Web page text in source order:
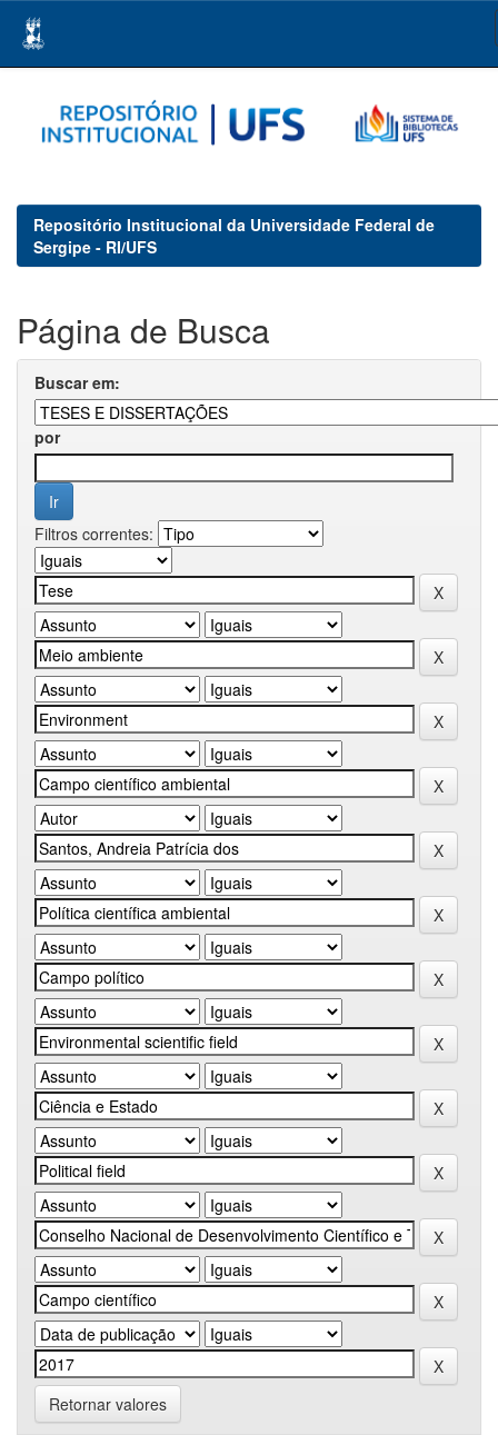
navigation
Repositório Institucional da Universidade Federal de
Sergipe - RI/UFS
Página de Busca
Buscar em:
por
Filtros correntes:
Retornar valores